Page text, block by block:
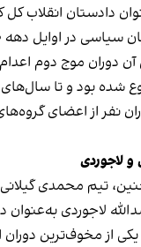
دادستان انقلاب
در اوایل دهه ۱۳۶۰ بود.
دوران موج دوم
نفر از اعضای
لاجوردی
تیم محمدی
لاجوردی به‌عنوان
از مخوف‌ترین دوران